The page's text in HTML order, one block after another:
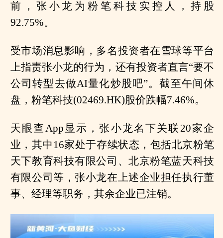
前，张小龙为粉笔科技实控人，持股
92.75%。
受市场消息影响，多名投资者在雪球等平台
上指责张小龙的行为，还有投资者直言“要不
公司转型去做AI量化炒股吧”。截至午间休
盘，粉笔科技(02469.HK)股价跌幅7.46%。
天眼查App显示，张小龙名下关联20家企
业，其中16家处于存续状态，包括北京粉笔
天下教育科技有限公司、北京粉笔蓝天科技
有限公司等，张小龙在上述企业担任执行董
事、经理等职务，其余企业已注销。